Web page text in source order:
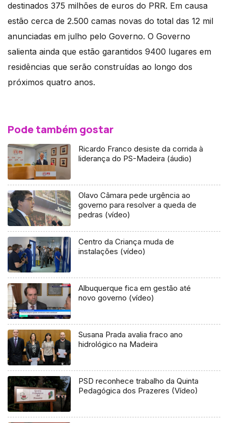
destinados 375 milhões de euros do PRR. Em causa
estão cerca de 2.500 camas novas do total das 12 mil
anunciadas em julho pelo Governo. O Governo
salienta ainda que estão garantidos 9400 lugares em
residências que serão construídas ao longo dos
próximos quatro anos.
Pode também gostar
Ricardo Franco desiste da corrida à
liderança do PS-Madeira (áudio)
Olavo Câmara pede urgência ao
governo para resolver a queda de
pedras (vídeo)
Centro da Criança muda de
instalações (vídeo)
Albuquerque fica em gestão até
novo governo (vídeo)
Susana Prada avalia fraco ano
hidrológico na Madeira
PSD reconhece trabalho da Quinta
Pedagógica dos Prazeres (Vídeo)